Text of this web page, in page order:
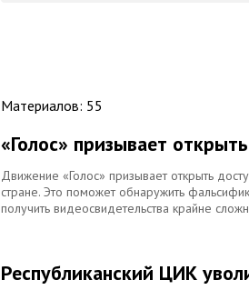
Материалов: 55
«Голос» призывает
Движение «Голос» призывает открыть
стране. Это поможет обнаружить
получить видеосвидетельства крайне
Республиканский ЦИК